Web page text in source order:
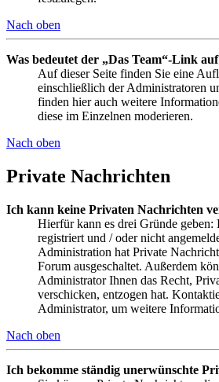
Nach oben
Was bedeutet der „Das Team“-Link
Auf dieser Seite finden Sie eine
einschließlich der Administratoren
finden hier auch weitere
diese im Einzelnen moderieren.
Nach oben
Private Nachrichten
Ich kann keine Privaten Nachrichten
Hierfür kann es drei Gründe geben:
registriert und / oder nicht
Administration hat Private
Forum ausgeschaltet. Außerdem
Administrator Ihnen das Recht,
verschicken, entzogen hat.
Administrator, um weitere
Nach oben
Ich bekomme ständig unerwünschte